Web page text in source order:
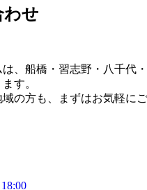
わせ
、船橋・習志野・八千代
す。
の方も、まずはお気軽に